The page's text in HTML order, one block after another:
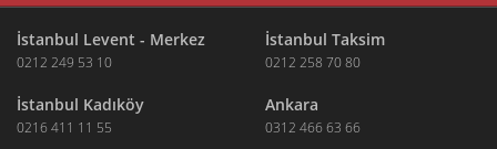
İstanbul Levent - Merkez
0212 249 53 10
İstanbul Taksim
0212 258 70 80
İstanbul Kadıköy
0216 411 11 55
Ankara
0312 466 63 66